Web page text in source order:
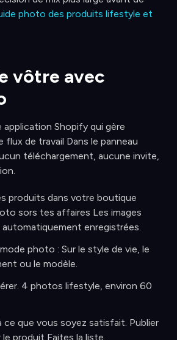
photo des produits lifestyle et
vôtre avec
Shopify qui gère
flux de travail Dans le panneau
téléchargement, aucune invite,
produits dans votre boutique
sors tes affaires Les images
enregistrées.
photo : Sur le style de vie, le
ou le modèle.
4 photos lifestyle, environ 60
ce que vous soyez satisfait. Publier
produit Faites la liste.